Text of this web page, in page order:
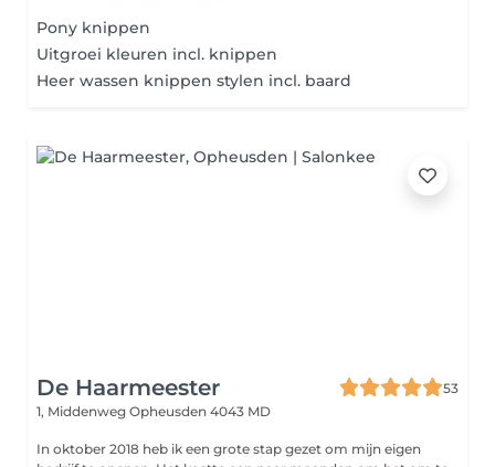
Pony knippen
Uitgroei kleuren incl. knippen
Heer wassen knippen stylen incl. baard
De Haarmeester
53
1, Middenweg Opheusden 4043 MD
In oktober 2018 heb ik een grote stap gezet om mijn eigen